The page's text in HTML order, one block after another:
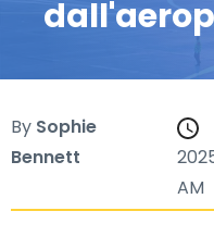
By Sophie
Bennett
AM